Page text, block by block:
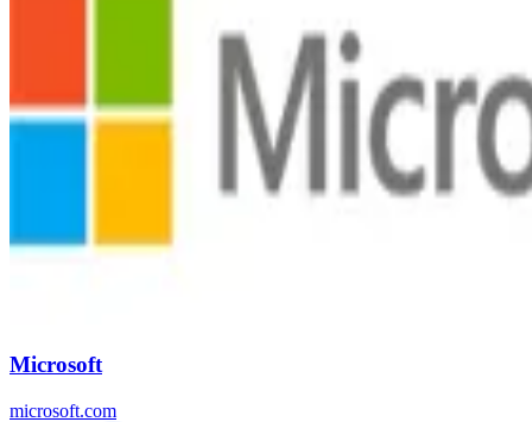
Microsoft
microsoft.com